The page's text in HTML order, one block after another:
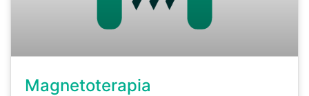
Magnetoterapia